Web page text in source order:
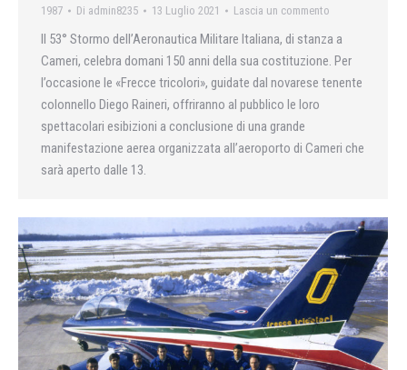
1987 Di admin8235 13 Luglio 2021 Lascia un commento
Il 53° Stormo dell’Aeronautica Militare Italiana, di stanza a
Cameri, celebra domani 150 anni della sua costituzione. Per
l’occasione le «Frecce tricolori», guidate dal novarese tenente
colonnello Diego Raineri, offriranno al pubblico le loro
spettacolari esibizioni a conclusione di una grande
manifestazione aerea organizzata all’aeroporto di Cameri che
sarà aperto dalle 13.